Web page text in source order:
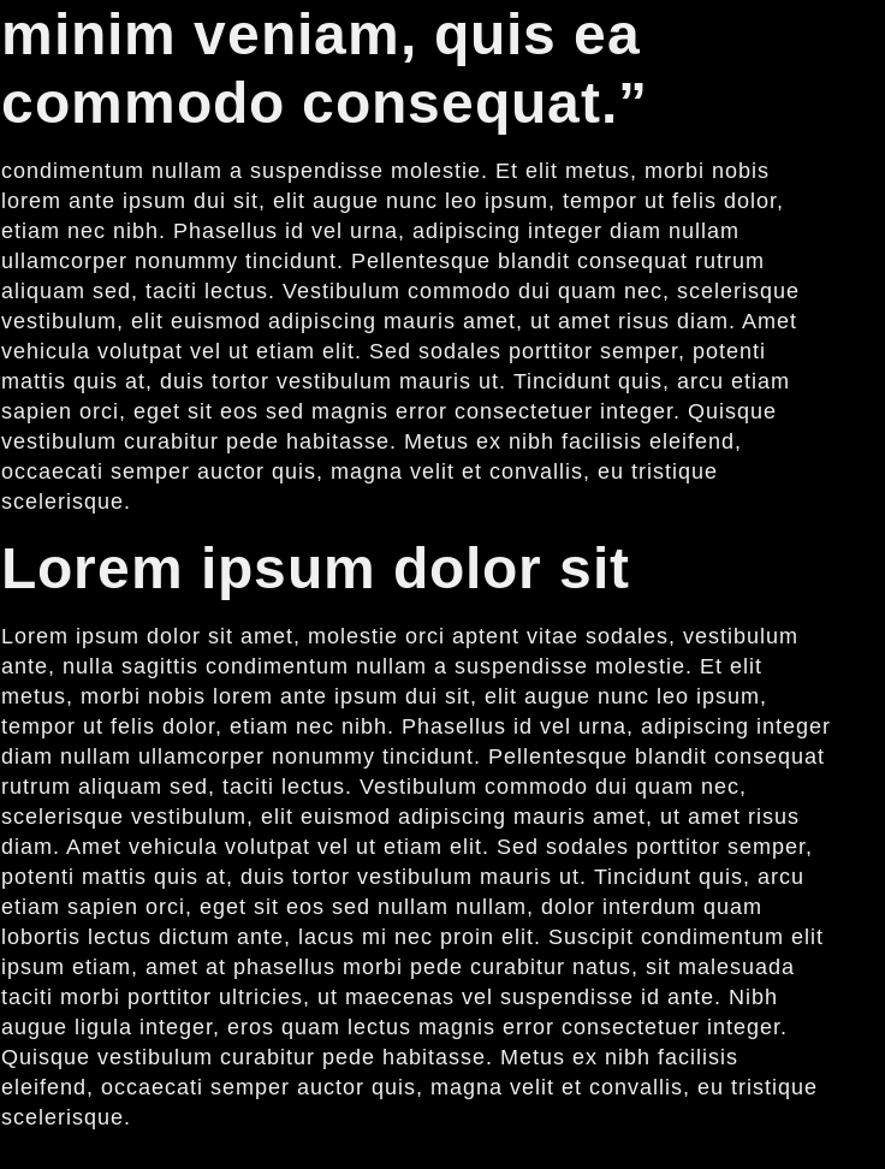
minim veniam, quis ea
commodo consequat.”
condimentum nullam a suspendisse molestie. Et elit metus, morbi nobis
lorem ante ipsum dui sit, elit augue nunc leo ipsum, tempor ut felis dolor,
etiam nec nibh. Phasellus id vel urna, adipiscing integer diam nullam
ullamcorper nonummy tincidunt. Pellentesque blandit consequat rutrum
aliquam sed, taciti lectus. Vestibulum commodo dui quam nec, scelerisque
vestibulum, elit euismod adipiscing mauris amet, ut amet risus diam. Amet
vehicula volutpat vel ut etiam elit. Sed sodales porttitor semper, potenti
mattis quis at, duis tortor vestibulum mauris ut. Tincidunt quis, arcu etiam
sapien orci, eget sit eos sed magnis error consectetuer integer. Quisque
vestibulum curabitur pede habitasse. Metus ex nibh facilisis eleifend,
occaecati semper auctor quis, magna velit et convallis, eu tristique
scelerisque.
Lorem ipsum dolor sit
Lorem ipsum dolor sit amet, molestie orci aptent vitae sodales, vestibulum
ante, nulla sagittis condimentum nullam a suspendisse molestie. Et elit
metus, morbi nobis lorem ante ipsum dui sit, elit augue nunc leo ipsum,
tempor ut felis dolor, etiam nec nibh. Phasellus id vel urna, adipiscing integer
diam nullam ullamcorper nonummy tincidunt. Pellentesque blandit consequat
rutrum aliquam sed, taciti lectus. Vestibulum commodo dui quam nec,
scelerisque vestibulum, elit euismod adipiscing mauris amet, ut amet risus
diam. Amet vehicula volutpat vel ut etiam elit. Sed sodales porttitor semper,
potenti mattis quis at, duis tortor vestibulum mauris ut. Tincidunt quis, arcu
etiam sapien orci, eget sit eos sed nullam nullam, dolor interdum quam
lobortis lectus dictum ante, lacus mi nec proin elit. Suscipit condimentum elit
ipsum etiam, amet at phasellus morbi pede curabitur natus, sit malesuada
taciti morbi porttitor ultricies, ut maecenas vel suspendisse id ante. Nibh
augue ligula integer, eros quam lectus magnis error consectetuer integer.
Quisque vestibulum curabitur pede habitasse. Metus ex nibh facilisis
eleifend, occaecati semper auctor quis, magna velit et convallis, eu tristique
scelerisque.